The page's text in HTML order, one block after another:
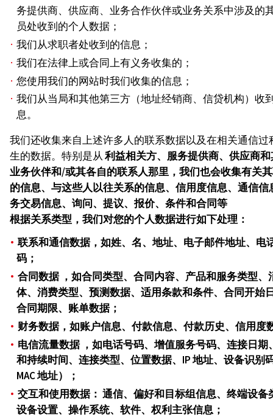
务提供商、供应商、业务合作伙伴或业务关系中涉及的
员处收到的个人数据；
我们从求职者处收到的信息；
我们在法律上或合同上有义务收集的；
您使用我们的网站时我们收集的信息；
我们从当局和其他第三方（地址经销商、信贷机构）收
息。
我们还收集来自上述许多人的联系数据以及在相关通信过
生的数据。特别是从利益相关方、服务提供商、供应商
业务伙伴和/或其各自的联系人那里，我们也会收集有关
的信息、与这些人以往关系的信息、信用度信息、通信信
务交易信息、询问、提议、报价、条件和合同等
根据关系类型，我们对您的个人数据进行如下处理：
联系和通信数据，如姓、名、地址、电子邮件地址、电
码；
合同数据 ，如合同类型、合同内容、产品和服务类型、
体、消费类型、预测数据、适用条款和条件、合同开始
合同期限、账单数据；
财务数据，如账户信息、付款信息、付款历史、信用度
电信流量数据 ，如电话号码、增值服务号码、连接日期
和持续时间、连接类型、位置数据、IP 地址、设备识别
MAC 地址）；
交互和使用数据： 通信、偏好和目标组信息、终端设备
设备设置、操作系统、软件、权利主张信息；